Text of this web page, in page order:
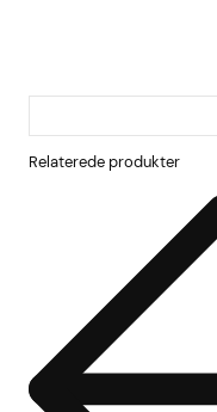
Relaterede produkter